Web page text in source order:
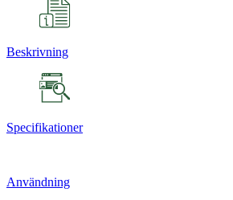
Beskrivning
Specifikationer
Användning